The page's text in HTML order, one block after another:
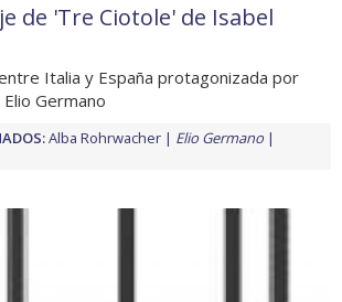
de 'Tre Ciotole' de Isabel
Italia y España protagonizada por
Germano
Alba Rohrwacher
Elio Germano